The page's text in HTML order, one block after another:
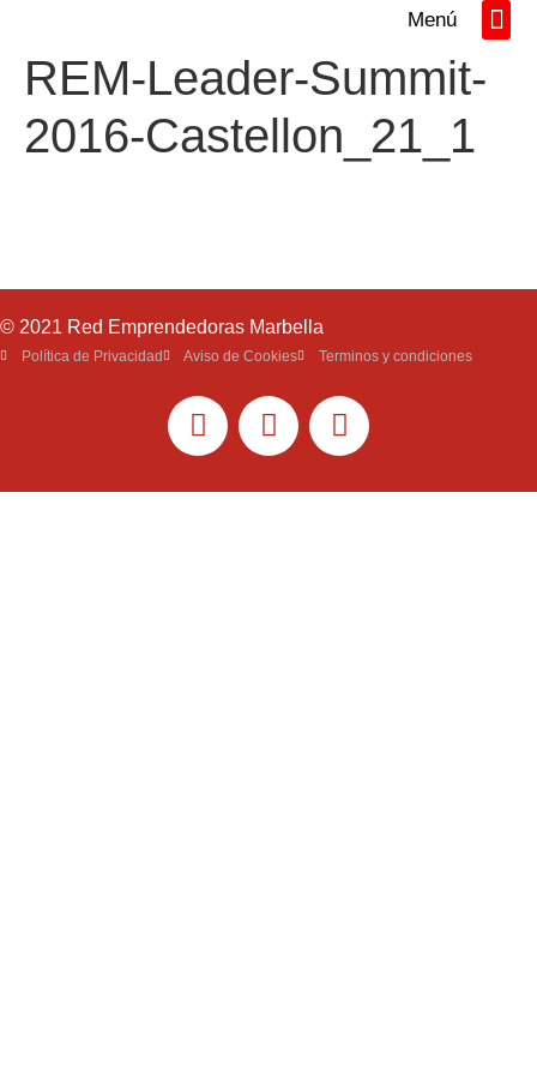
Menú
REM-Leader-Summit-
2016-Castellon_21_1
© 2021 Red Emprendedoras Marbella
Política de Privacidad Aviso de Cookies Terminos y condiciones